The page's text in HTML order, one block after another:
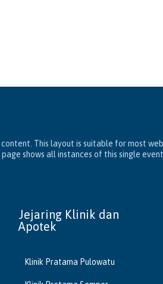
This layout is suitable for most
shows all instances of this single
Jejaring Klinik dan
Apotek
Klinik Pratama Pulowatu